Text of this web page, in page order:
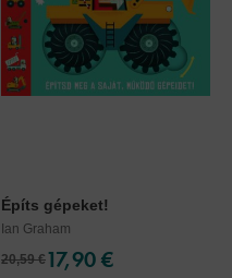
Építs gépeket!
Ian Graham
20,59 €17,90 €